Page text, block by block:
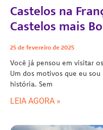
Castelos na
Castelos mais
25 de fevereiro de 2025
Você já pensou em visitar
Um dos motivos que eu
história. Sem
LEIA AGORA »